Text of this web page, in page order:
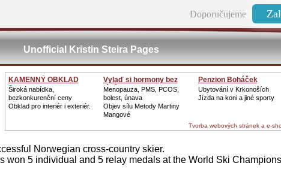
Doporučujeme
Unofficial Kristin Steira Pages
KAMENNÝ OBKLAD
Široká nabídka,
bezkonkurenční ceny
Obklad pro interiér i exteriér.
Vylaď si hormony bez
léků
Menopauza, PMS, PCOS,
bolest, únava
Objev sílu Metody Martiny
Mangové
Penzion Boháček
Ubytování v Krkonoších
Jízda na koni a jiné sporty
Tvorba webových stránek a e-
Norwegian cross-country skier.
won 5 individual and 5 relay medals at the World Ski